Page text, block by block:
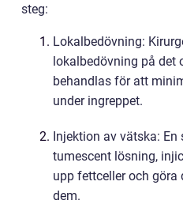
steg:
Lokalbedövning:
lokalbedövning på det
behandlas för att
under ingreppet.
Injektion av vätska:
tumescent lösning,
upp fettceller och göra
dem.